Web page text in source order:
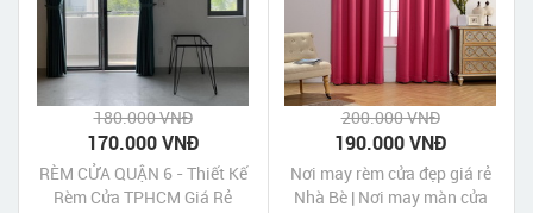
180.000 VNĐ
170.000 VNĐ
RÈM CỬA QUẬN 6 - Thiết Kế
Rèm Cửa TPHCM Giá Rẻ
200.000 VNĐ
190.000 VNĐ
Nơi may rèm cửa đẹp giá rẻ
Nhà Bè | Nơi may màn cửa